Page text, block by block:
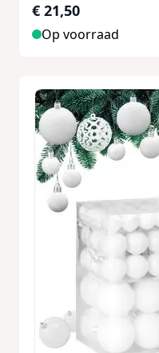
€ 21,50
Op voorraad